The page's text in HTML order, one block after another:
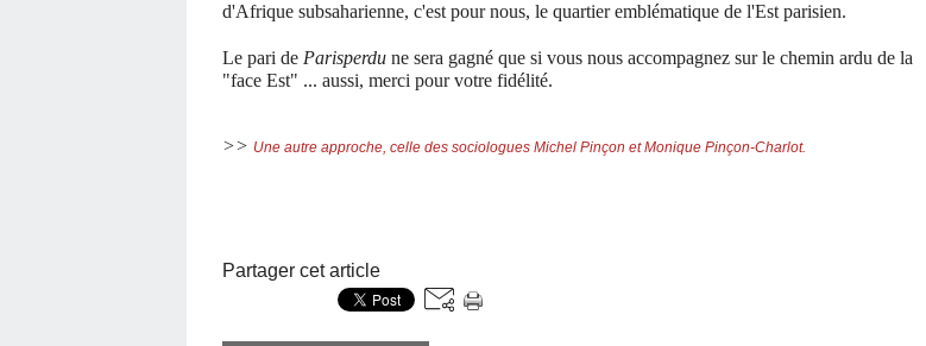
d'Afrique subsaharienne, c'est pour nous, le quartier emblématique de l'Est parisien.
Le pari de Parisperdu ne sera gagné que si vous nous accompagnez sur le chemin ardu de la
"face Est" ... aussi, merci pour votre fidélité.
>> Une autre approche, celle des sociologues Michel Pinçon et Monique Pinçon-Charlot.
Partager cet article